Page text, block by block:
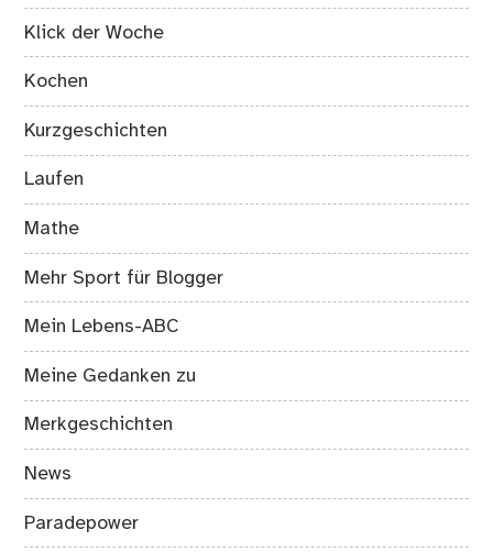
Klick der Woche
Kochen
Kurzgeschichten
Laufen
Mathe
Mehr Sport für Blogger
Mein Lebens-ABC
Meine Gedanken zu
Merkgeschichten
News
Paradepower